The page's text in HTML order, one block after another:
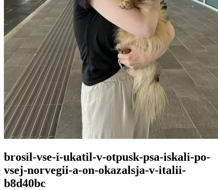
brosil-vse-i-ukatil-v-otpusk-psa-iskali-po-
vsej-norvegii-a-on-okazalsja-v-italii-
b8d40bc